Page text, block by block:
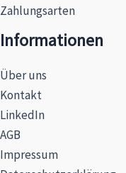
Zahlungsarten
Informationen
Über uns
Kontakt
LinkedIn
AGB
Impressum